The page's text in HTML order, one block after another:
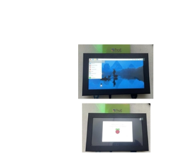
VESA 100 mm standard
UTC-120 features an all-
peripherals and display
Datasheet:Link
Order Information
UTC-120GP-
WWW1E 21.5"